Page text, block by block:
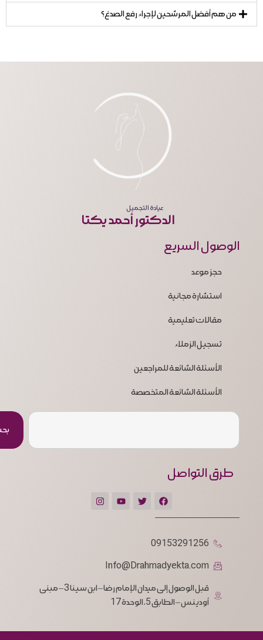
من هم أفضل المرشحين لإجراء رفع الصدغ؟
عيادة التجميل
الدكتور أحمد يكتا
الوصول السريع
حجز موعد
استشارة مجانية
مقالات تعليمية
تسجيل الزملاء
الأسئلة الشائعة للمراجعين
الأسئلة الشائعة المتخصصة
طرق التواصل
09153291256
Info@Drahmadyekta.com
قبل الوصول إلى ميدان الإمام رضا – ابن سينا 3 – مبنى
أودينس – الطابق 5، الوحدة 17